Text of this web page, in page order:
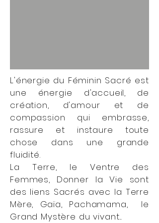
L'énergie du Féminin Sacré est
une énergie d'accueil, de
création, d'amour et de
compassion qui embrasse,
rassure et instaure toute
chose dans une grande
fluidité.
La Terre, le Ventre des
Femmes, Donner la Vie sont
des liens Sacrés avec la Terre
Mère, Gaïa, Pachamama, le
Grand Mystère du vivant...